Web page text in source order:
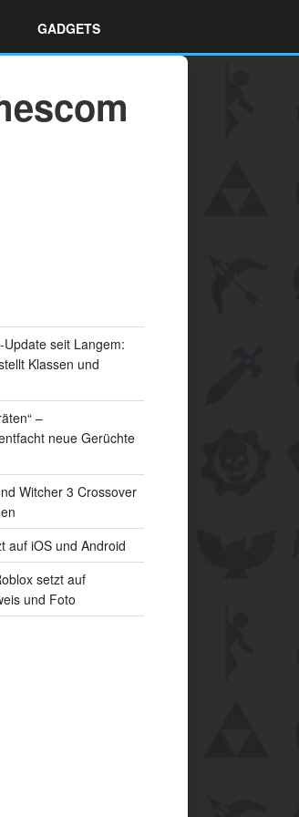
GADGETS
seit Langem:
Klassen und
–
neue Gerüchte
Witcher 3 Crossover
auf iOS und Android
setzt auf
und Foto